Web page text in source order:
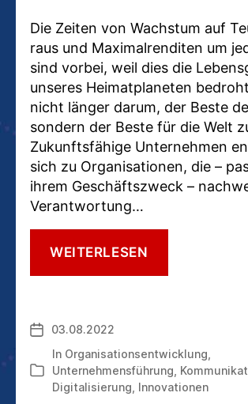
Die Zeiten von Wachstum auf
raus und Maximalrenditen um
sind vorbei, weil dies die
unseres Heimatplaneten
nicht länger darum, der Beste
sondern der Beste für die Welt
Zukunftsfähige Unternehmen
sich zu Organisationen, die –
ihrem Geschäftszweck –
Verantwortung…
WEITERLESEN
IM
INTERESSE
DER
Veröffentlichungsdatum
03.08.2022
Kategorien
In Organisationsentwicklung
Unternehmensführung
Digitalisierung Innovationen